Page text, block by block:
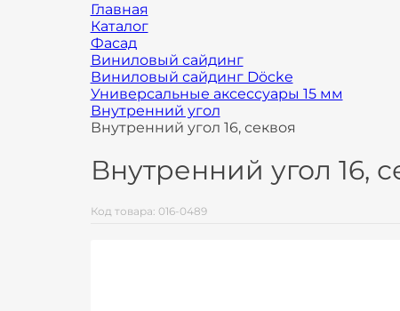
Главная
Каталог
Фасад
Виниловый сайдинг
Виниловый сайдинг Döcke
Универсальные аксессуары 15 мм
Внутренний угол
Внутренний угол 16, секвоя
Внутренний угол 16,
Код товара: 016-0489